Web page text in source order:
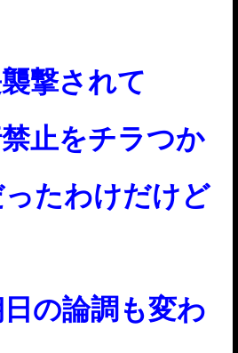
撃されて
止をチラつか
たわけだけど
の論調も変わ